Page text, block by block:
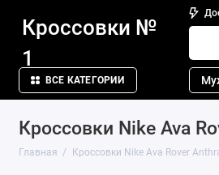
Кроссовки №
1
ВСЕ КАТЕГОРИИ
Кроссовки Nike Ava
Главная Кроссовки Nike Ava Rover